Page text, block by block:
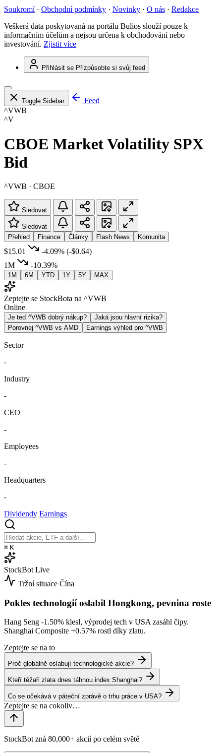
Soukromí · Obchodní podmínky · Novinky · O nás · Redakce
Veškerá data poskytovaná na portálu Bulios slouží pouze k
informačním účelům a nejsou určena k obchodování nebo
investování. Zjistit více
Přihlásit se Přizpůsobte si svůj feed
Toggle Sidebar
Feed
^VWB
^V
CBOE Market Volatility SPX
Bid
^VWB · CBOE
Sledovat
Sledovat
Přehled
Finance Články Flash News Komunita
$15.01 -4.09% (-$0.64)
1M
-10.39%
1M 6M YTD 1Y 5Y MAX
Zeptejte se StockBota na ^VWB
Online
Je teď ^VWB dobrý nákup?
Jaká jsou hlavní rizika?
Porovnej ^VWB vs AMD
Earnings výhled pro ^VWB
Sector
-
Industry
-
CEO
-
Employees
-
Headquarters
-
Dividendy Earnings
⌘ K
StockBot Live
Tržní situace Čína
Pokles technologií oslabil Hongkong, pevnina roste
Hang Seng -1.50% klesl, výprodej tech v USA zasáhl čipy.
Shanghai Composite +0.57% rostl díky zlatu.
Zeptejte se na to
Proč globálně oslabují technologické akcie?
Kteří těžaři zlata dnes táhnou index Shanghai?
Co se očekává v páteční zprávě o trhu práce v USA?
StockBot zná 80,000+ akcií po celém světě